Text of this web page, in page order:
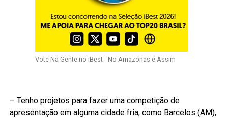
Vote Na Gente no iBest - No Amazonas é Assim
– Tenho projetos para fazer uma competição de
apresentação em alguma cidade fria, como Barcelos (AM),